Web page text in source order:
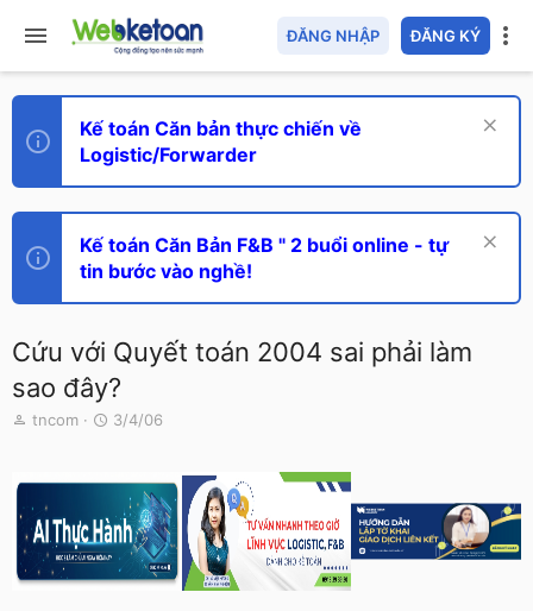
ĐĂNG NHẬP ĐĂNG KÝ
Kế toán Căn bản thực chiến về
Logistic/Forwarder
Kế toán Căn Bản F&B " 2 buổi online - tự
tin bước vào nghề!
Cứu với Quyết toán 2004 sai phải làm
sao đây?
T
e
a
d
s
a
tncom
N
y
ử
i
3/4/06